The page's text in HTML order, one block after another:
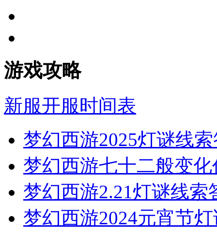
游戏攻略
新服开服时间表
梦幻西游2025灯谜线
梦幻西游七十二般变
梦幻西游2.21灯谜线索
梦幻西游2024元宵节